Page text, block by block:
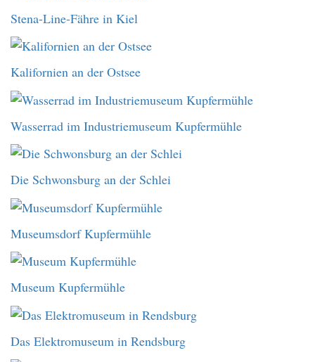
Stena-Line-Fähre in Kiel
Kalifornien an der Ostsee
Wasserrad im Industriemuseum Kupfermühle
Die Schwonsburg an der Schlei
Museumsdorf Kupfermühle
Museum Kupfermühle
Das Elektromuseum in Rendsburg